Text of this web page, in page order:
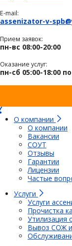
E-mail:
assenizator-v-
Прием заявок:
пн-вс 08:00-20:00
Оказание услуг:
пн-сб 05:00-18:00
О компании
О компании
Вакансии
СОУТ
Отзывы
Гарантии
Лицензии
Частые
Услуги
Услуги
Прочистка
Утилизация
Вывоз СОЖ и